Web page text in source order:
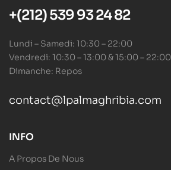
+(212) 539 93 24 82
Lundi – Samedi: 10:30 – 22:00
Vendredi: 10:30 – 13:00 & 15:00 – 22:00
Dimanche: Repos
contact@lpalmaghribia.com
INFO
A Propos De Nous